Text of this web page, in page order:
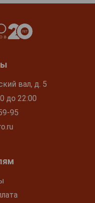
вал, д. 5
до 22:00
95